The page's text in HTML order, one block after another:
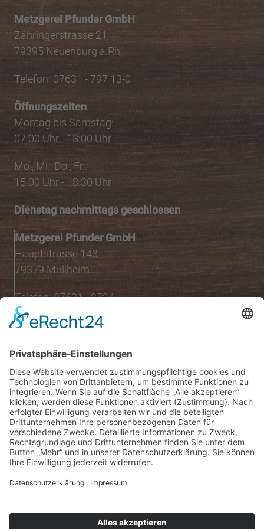
Metzgerei Pfunder GmbH
Zähringerstrasse 21
79395 Neuenburg a.Rh.
Telefon: 07631 - 797 13-0
Öffnungszeiten
Montag bis Samstag:
07:00 Uhr - 13:00 Uhr
Mo., Mi., Do., Fr.:
15:00 Uhr - 18:30 Uhr
Dienstag nachmittags geschlossen
Metzgerei Pfunder GmbH
Hauptstrasse 143
79379 Müllheim
Telefon: 07631 - 2724
Öffnungszeiten
08:00 Uhr - 13:00 Uhr
Mo.,Di., Do., Fr.:
15:00 Uhr - 18:30 Uhr
Mittwoch nachmittags geschlossen
Folgen Sie uns auf:
INSTAGRAM
FACEBOOK